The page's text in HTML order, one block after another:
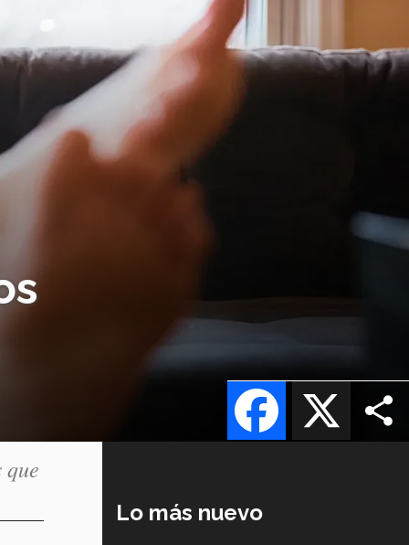
X
Facebook
Lo más nuevo